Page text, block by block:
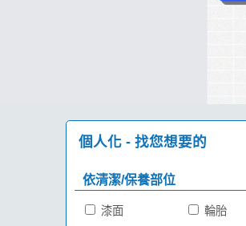
個人化 - 找您想要的
依清潔/保養部位
漆面
輪胎